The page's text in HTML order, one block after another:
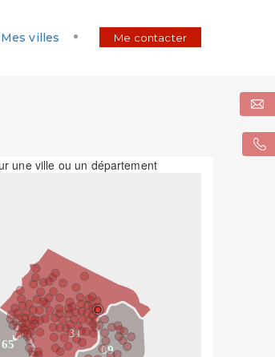
Mes villes Me contacter
une ville ou un département
31
09
65